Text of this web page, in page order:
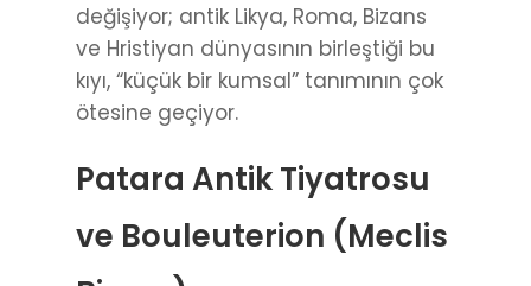
değişiyor; antik Likya, Roma, Bizans
ve Hristiyan dünyasının birleştiği bu
kıyı, “küçük bir kumsal” tanımının çok
ötesine geçiyor.
Patara Antik Tiyatrosu
ve Bouleuterion (Meclis